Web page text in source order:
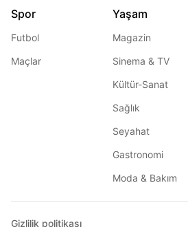
Spor
Futbol
Maçlar
Yaşam
Magazin
Sinema & TV
Kültür-Sanat
Sağlık
Seyahat
Gastronomi
Moda & Bakım
Gizlilik politikası